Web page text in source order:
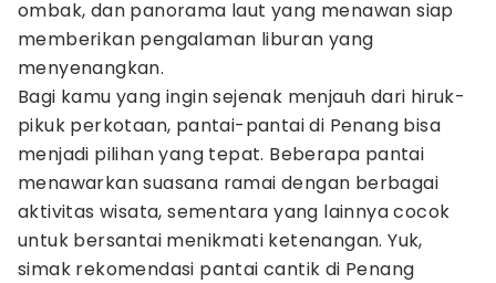
ombak, dan panorama laut yang menawan siap
memberikan pengalaman liburan yang
menyenangkan.
Bagi kamu yang ingin sejenak menjauh dari hiruk-
pikuk perkotaan, pantai-pantai di Penang bisa
menjadi pilihan yang tepat. Beberapa pantai
menawarkan suasana ramai dengan berbagai
aktivitas wisata, sementara yang lainnya cocok
untuk bersantai menikmati ketenangan. Yuk,
simak rekomendasi pantai cantik di Penang